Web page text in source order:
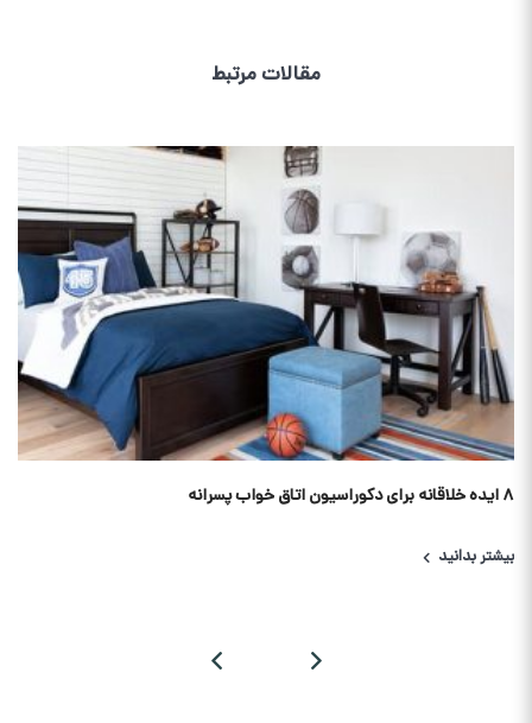
مقالات مرتبط
۸ ایده خلاقانه برای دکوراسیون اتاق خواب پسرانه
بیشتر بدانید